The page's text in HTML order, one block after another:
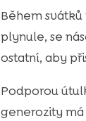
Během
plynule, se
ostatní, aby
Podporou
generozity